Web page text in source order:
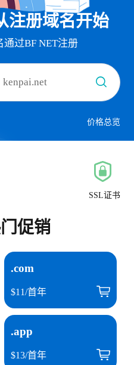
注册域名开始
通过BF NET注册

价格总览
SSL证书
促销
.com
$11/首年
.app
$13/首年